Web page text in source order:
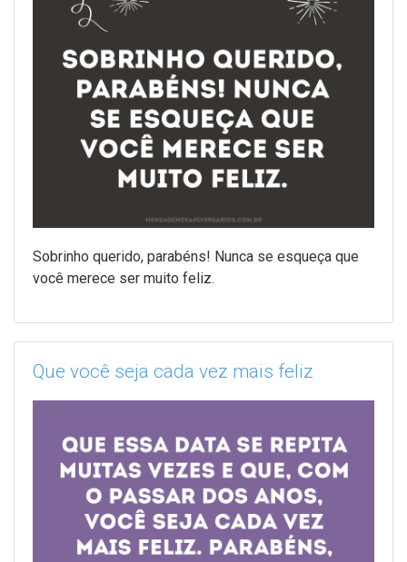
Sobrinho querido, parabéns! Nunca se esqueça que
você merece ser muito feliz.
Que você seja cada vez mais feliz